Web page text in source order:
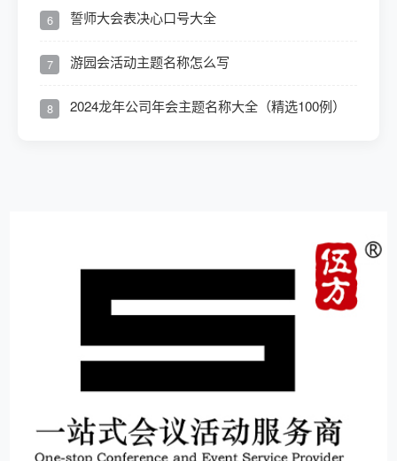
6 誓师大会表决心口号大全
7 游园会活动主题名称怎么写
8 2024龙年公司年会主题名称大全（精选100例）